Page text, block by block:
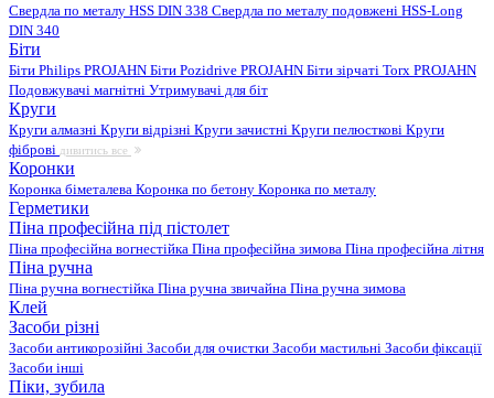
Свердла по металу HSS DIN 338 Свердла по металу подовжені HSS-Long
DIN 340
Біти
Біти Philips PROJAHN Біти Pozidrive PROJAHN Біти зірчаті Torx PROJAHN
Подовжувачі магнітні Утримувачі для біт
Круги
Круги алмазні Круги відрізні Круги зачистні Круги пелюсткові Круги
фіброві дивитись все
Коронки
Коронка біметалева Коронка по бетону Коронка по металу
Герметики
Піна професійна під пістолет
Піна професійна вогнестійка Піна професійна зимова Піна професійна літня
Піна ручна
Піна ручна вогнестійка Піна ручна звичайна Піна ручна зимова
Клей
Засоби різні
Засоби антикорозійні Засоби для очистки Засоби мастильні Засоби фіксації
Засоби інші
Піки, зубила